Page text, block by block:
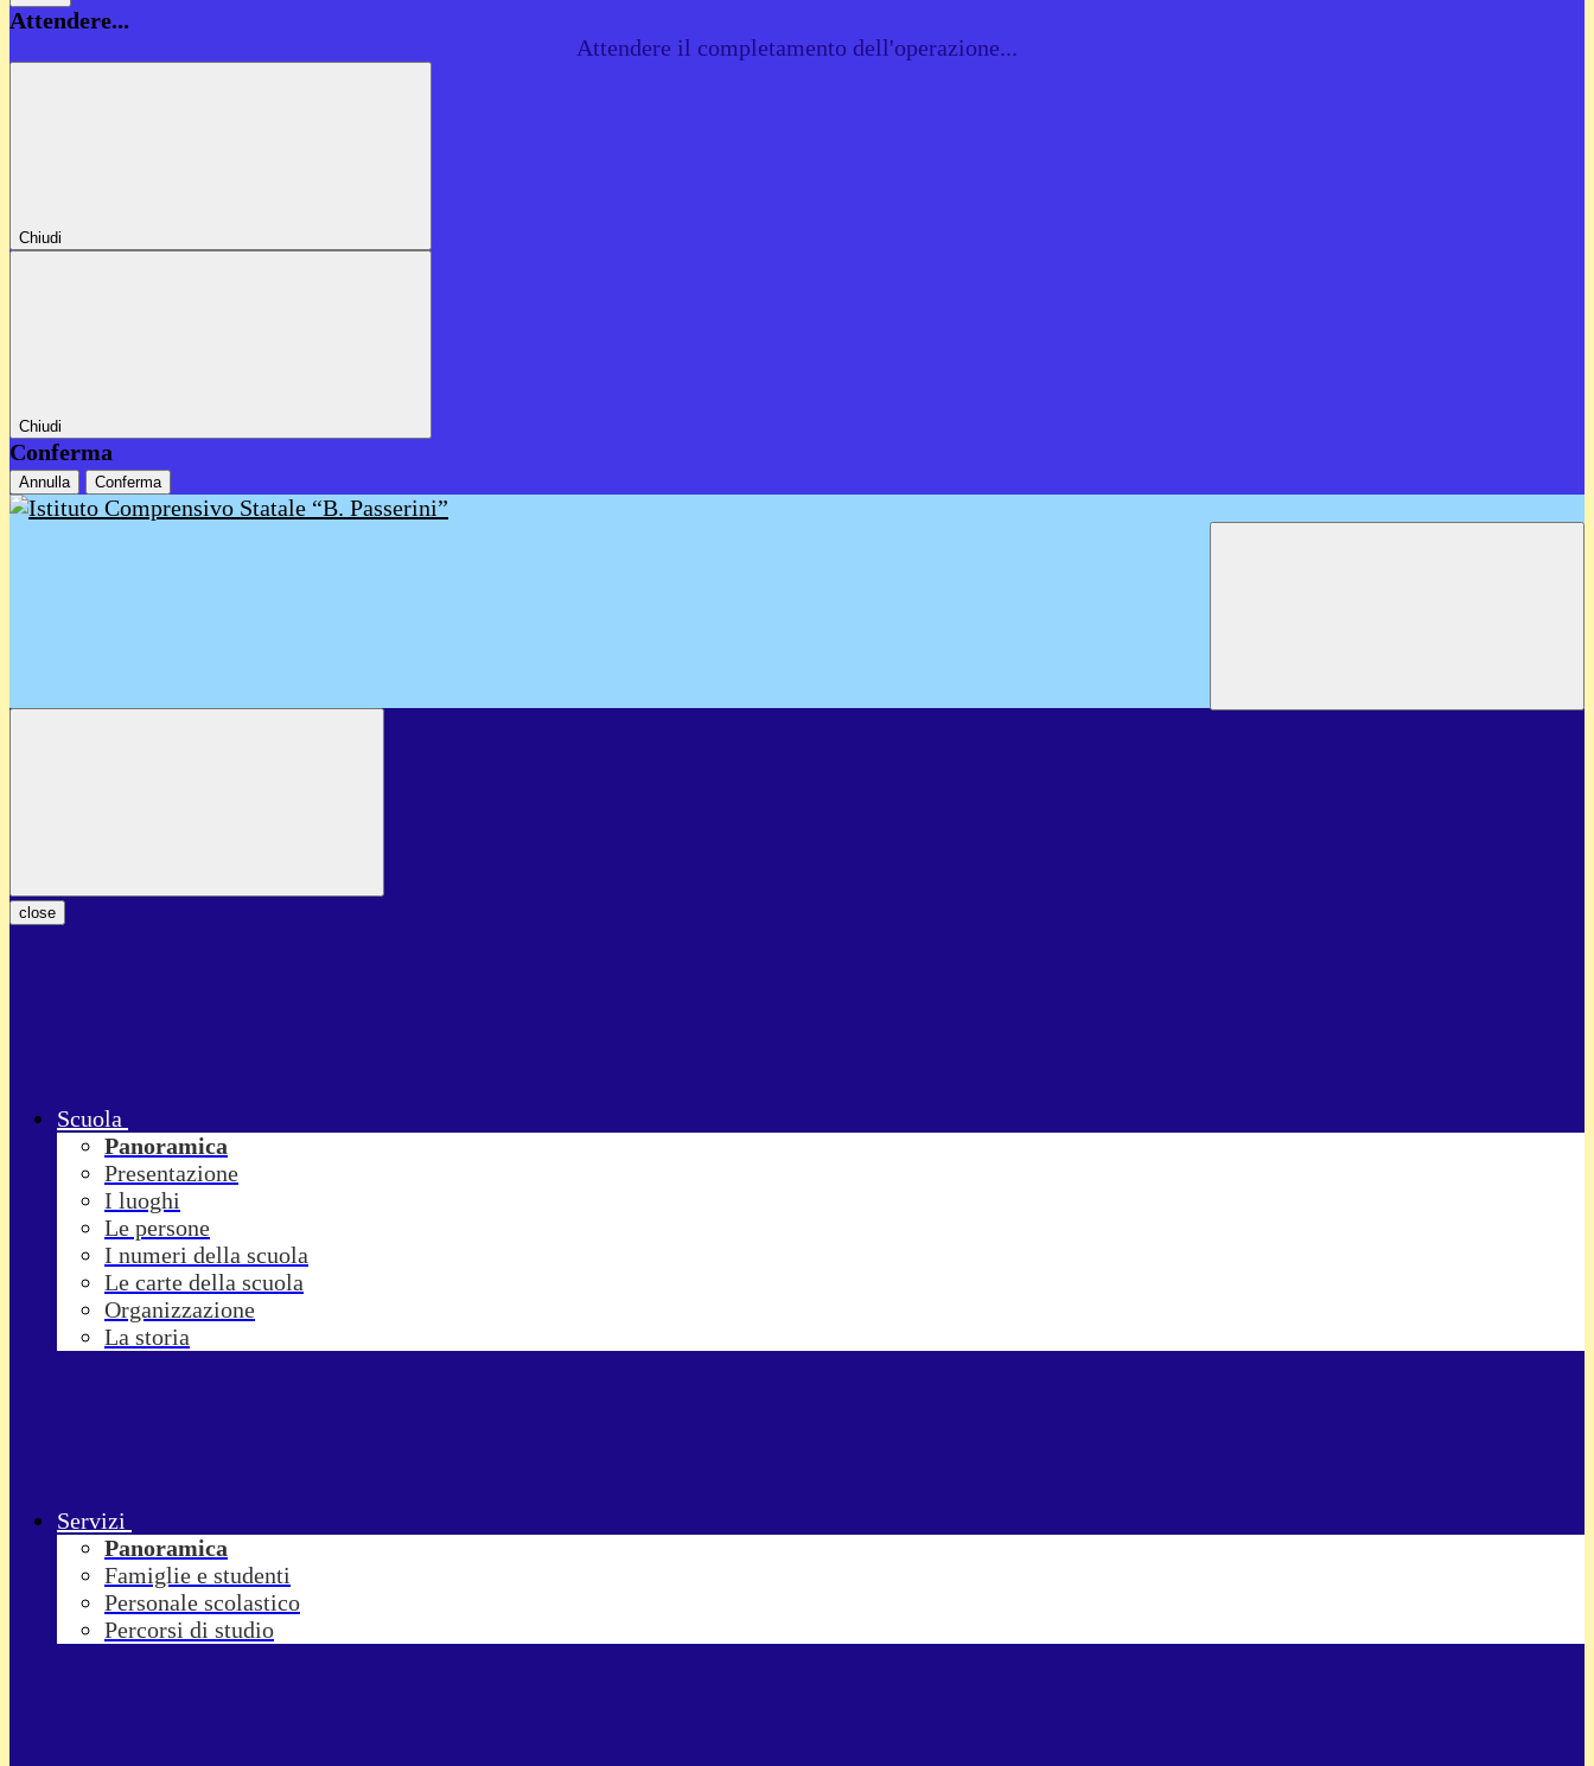
Attendere...
Attendere il completamento dell'operazione...
Chiudi
Chiudi
Conferma
Annulla Conferma
close
Scuola
Panoramica
Presentazione
I luoghi
Le persone
I numeri della scuola
Le carte della scuola
Organizzazione
La storia
Servizi
Panoramica
Famiglie e studenti
Personale scolastico
Percorsi di studio